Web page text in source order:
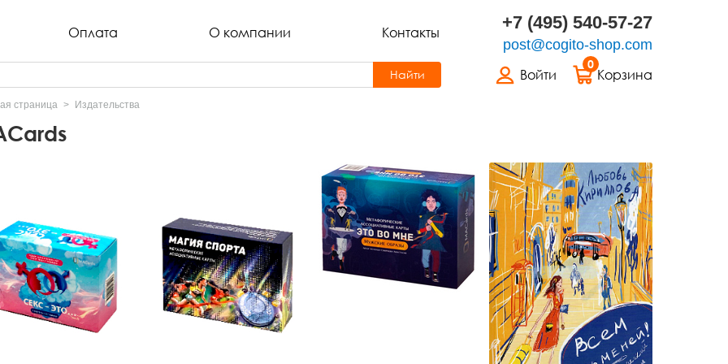
Оплата О компании Контакты +7 (495) 540-57-27
post@cogito-shop.com
Войти
0
Корзина
Найти
страница Издательства